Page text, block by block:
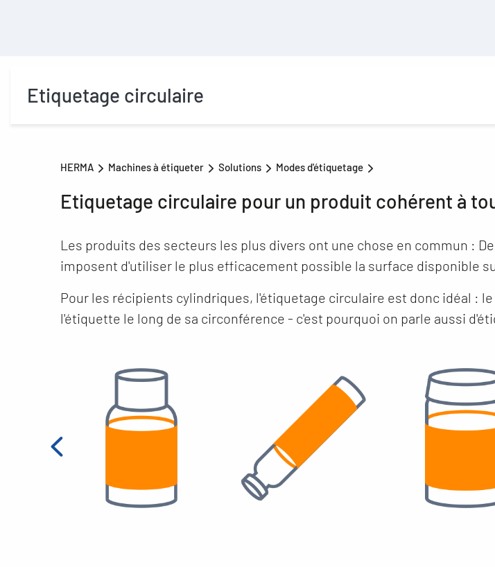
Etiquetage circulaire
HERMA Machines à étiqueter Solutions Modes d'étiquetage
Etiquetage circulaire pour un produit cohérent à
Les produits des secteurs les plus divers ont une chose en commun :
imposent d'utiliser le plus efficacement possible la surface disponible
Pour les récipients cylindriques, l'étiquetage circulaire est donc idéal :
l'étiquette le long de sa circonférence - c'est pourquoi on parle aussi